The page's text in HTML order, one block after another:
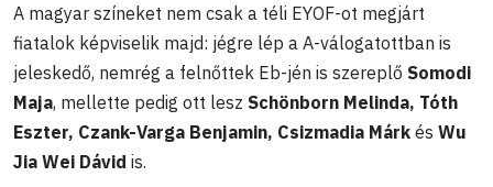
A magyar színeket nem csak a téli EYOF-ot megjárt
fiatalok képviselik majd: jégre lép a A-válogatottban is
jeleskedő, nemrég a felnőttek Eb-jén is szereplő Somodi
Maja, mellette pedig ott lesz Schönborn Melinda, Tóth
Eszter, Czank-Varga Benjamin, Csizmadia Márk és Wu
Jia Wei Dávid is.